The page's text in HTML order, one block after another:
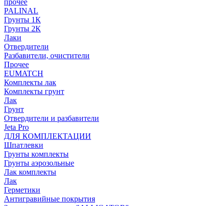
прочее
PALINAL
Грунты 1К
Грунты 2К
Лаки
Отвердители
Разбавители, очистители
Прочее
EUMATCH
Комплекты лак
Комплекты грунт
Лак
Грунт
Отвердители и разбавители
Jeta Pro
ДЛЯ КОМПЛЕКТАЦИИ
Шпатлевки
Грунты комплекты
Грунты аэрозольные
Лак комплекты
Лак
Герметики
Антигравийные покрытия